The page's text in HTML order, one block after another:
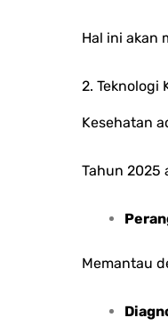
Hal ini akan
2. Teknologi
Kesehatan
Tahun 2025
Memantau